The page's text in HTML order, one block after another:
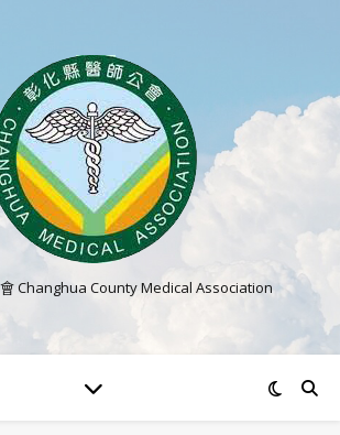
Changhua County Medical Association